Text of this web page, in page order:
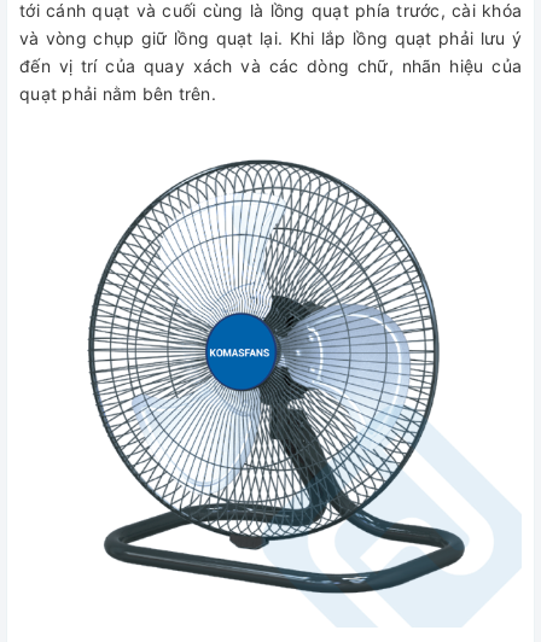
tới cánh quạt và cuối cùng là lồng quạt phía trước, cài khóa
và vòng chụp giữ lồng quạt lại. Khi lắp lồng quạt phải lưu ý
đến vị trí của quay xách và các dòng chữ, nhãn hiệu của
quạt phải nằm bên trên.